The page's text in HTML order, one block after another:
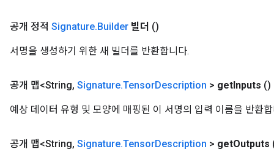
공개 정적 Signature.Builder 빌더 ()
서명을 생성하기 위한 새 빌더를 반환합니다.
공개 맵<String, Signature.TensorDescription > getInputs ()
예상 데이터 유형 및 모양에 매핑된 이 서명의 입력 이름을 반환
공개 맵<String, Signature.TensorDescription > getOutputs